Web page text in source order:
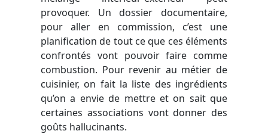
provoquer. Un dossier documentaire,
pour aller en commission, c’est une
planification de tout ce que ces éléments
confrontés vont pouvoir faire comme
combustion. Pour revenir au métier de
cuisinier, on fait la liste des ingrédients
qu’on a envie de mettre et on sait que
certaines associations vont donner des
goûts hallucinants.